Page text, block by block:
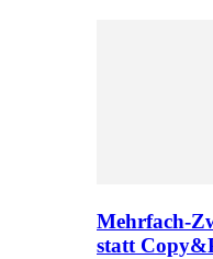
Mehrfach-
statt